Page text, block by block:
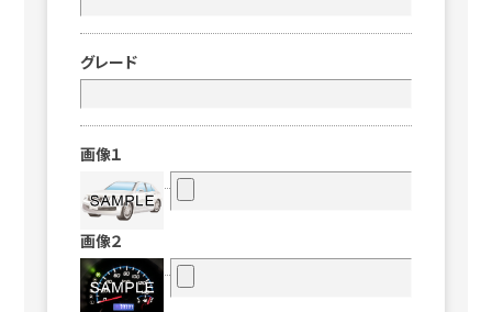
グレード
画像１
画像２